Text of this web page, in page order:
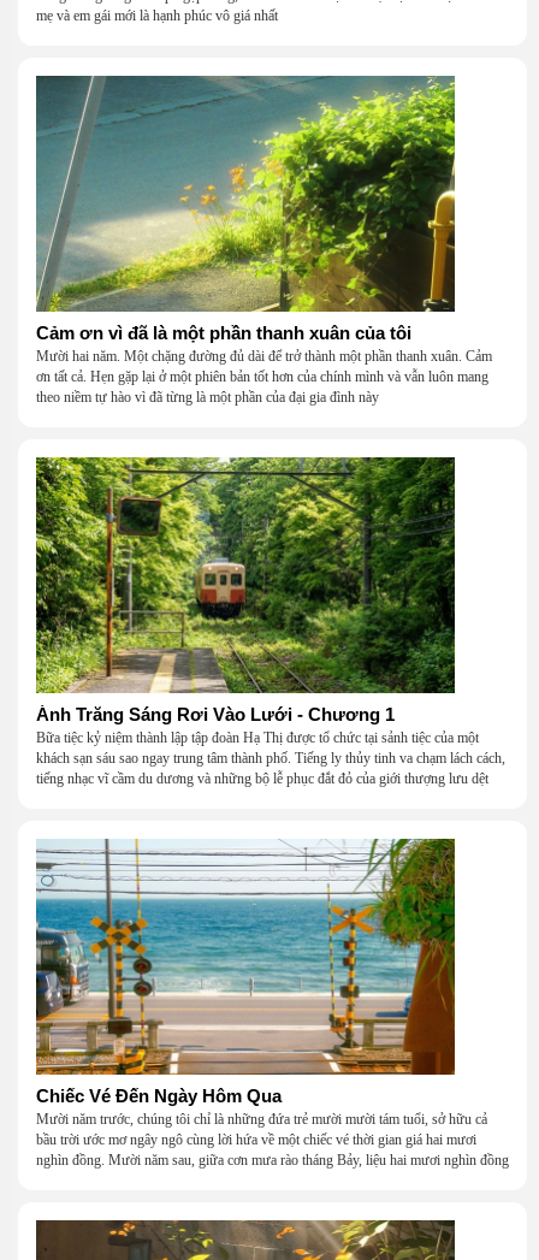
mẹ và em gái mới là hạnh phúc vô giá nhất
Cảm ơn vì đã là một phần thanh xuân của tôi
Mười hai năm. Một chặng đường đủ dài để trở thành một phần thanh xuân. Cảm
ơn tất cả. Hẹn gặp lại ở một phiên bản tốt hơn của chính mình và vẫn luôn mang
theo niềm tự hào vì đã từng là một phần của đại gia đình này
Ánh Trăng Sáng Rơi Vào Lưới - Chương 1
Bữa tiệc kỷ niệm thành lập tập đoàn Hạ Thị được tổ chức tại sảnh tiệc của một
khách sạn sáu sao ngay trung tâm thành phố. Tiếng ly thủy tinh va chạm lách cách,
tiếng nhạc vĩ cầm du dương và những bộ lễ phục đắt đỏ của giới thượng lưu dệt
Chiếc Vé Đến Ngày Hôm Qua
Mười năm trước, chúng tôi chỉ là những đứa trẻ mười mười tám tuổi, sở hữu cả
bầu trời ước mơ ngây ngô cùng lời hứa về một chiếc vé thời gian giá hai mươi
nghìn đồng. Mười năm sau, giữa cơn mưa rào tháng Bảy, liệu hai mươi nghìn đồng